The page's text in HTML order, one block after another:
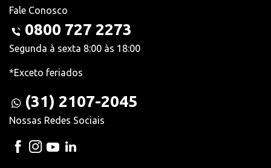
Fale Conosco
0800 727 2273
Segunda à sexta 8:00 às 18:00
*Exceto feriados
(31) 2107-2045
Nossas Redes Sociais